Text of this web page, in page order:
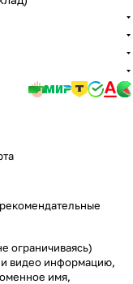
рекомендательные
ограничиваясь)
и видео информацию,
имя,